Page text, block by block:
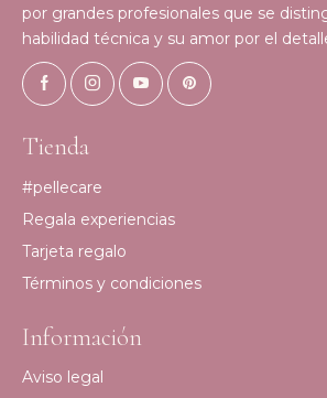
por grandes profesionales que se
habilidad técnica y su amor por el
Tienda
#pellecare
Regala experiencias
Tarjeta regalo
Términos y condiciones
Información
Aviso legal